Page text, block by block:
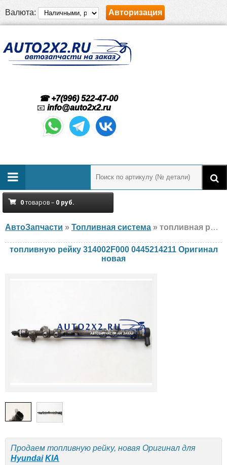
Валюта: Авторизация
☎ +7(996) 522-47-00
📧 info@auto2x2.ru
0товаров – 0 руб.
АвтоЗапчасти » Топливная система » топливная рейка Оригинал 314002F000 0445214211 Hyundai, KIA, новая
топливную рейку 314002F000 0445214211 Оригинал
новая
Продаем топливную рейку, новая Оригинал для
Hyundai KIA